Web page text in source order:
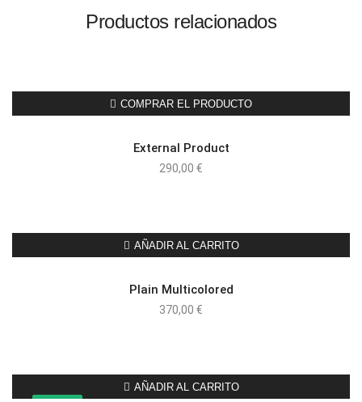
Productos relacionados
COMPRAR EL PRODUCTO
External Product
290,00 €
AÑADIR AL CARRITO
Plain Multicolored
370,00 €
AÑADIR AL CARRITO